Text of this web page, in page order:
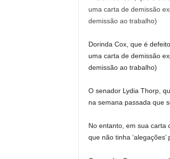
Dorinda Cox, que é
uma carta de demissão
demissão ao trabalho)
O senador Lydia Thorp,
na semana passada que
No entanto, em sua carta
que não tinha